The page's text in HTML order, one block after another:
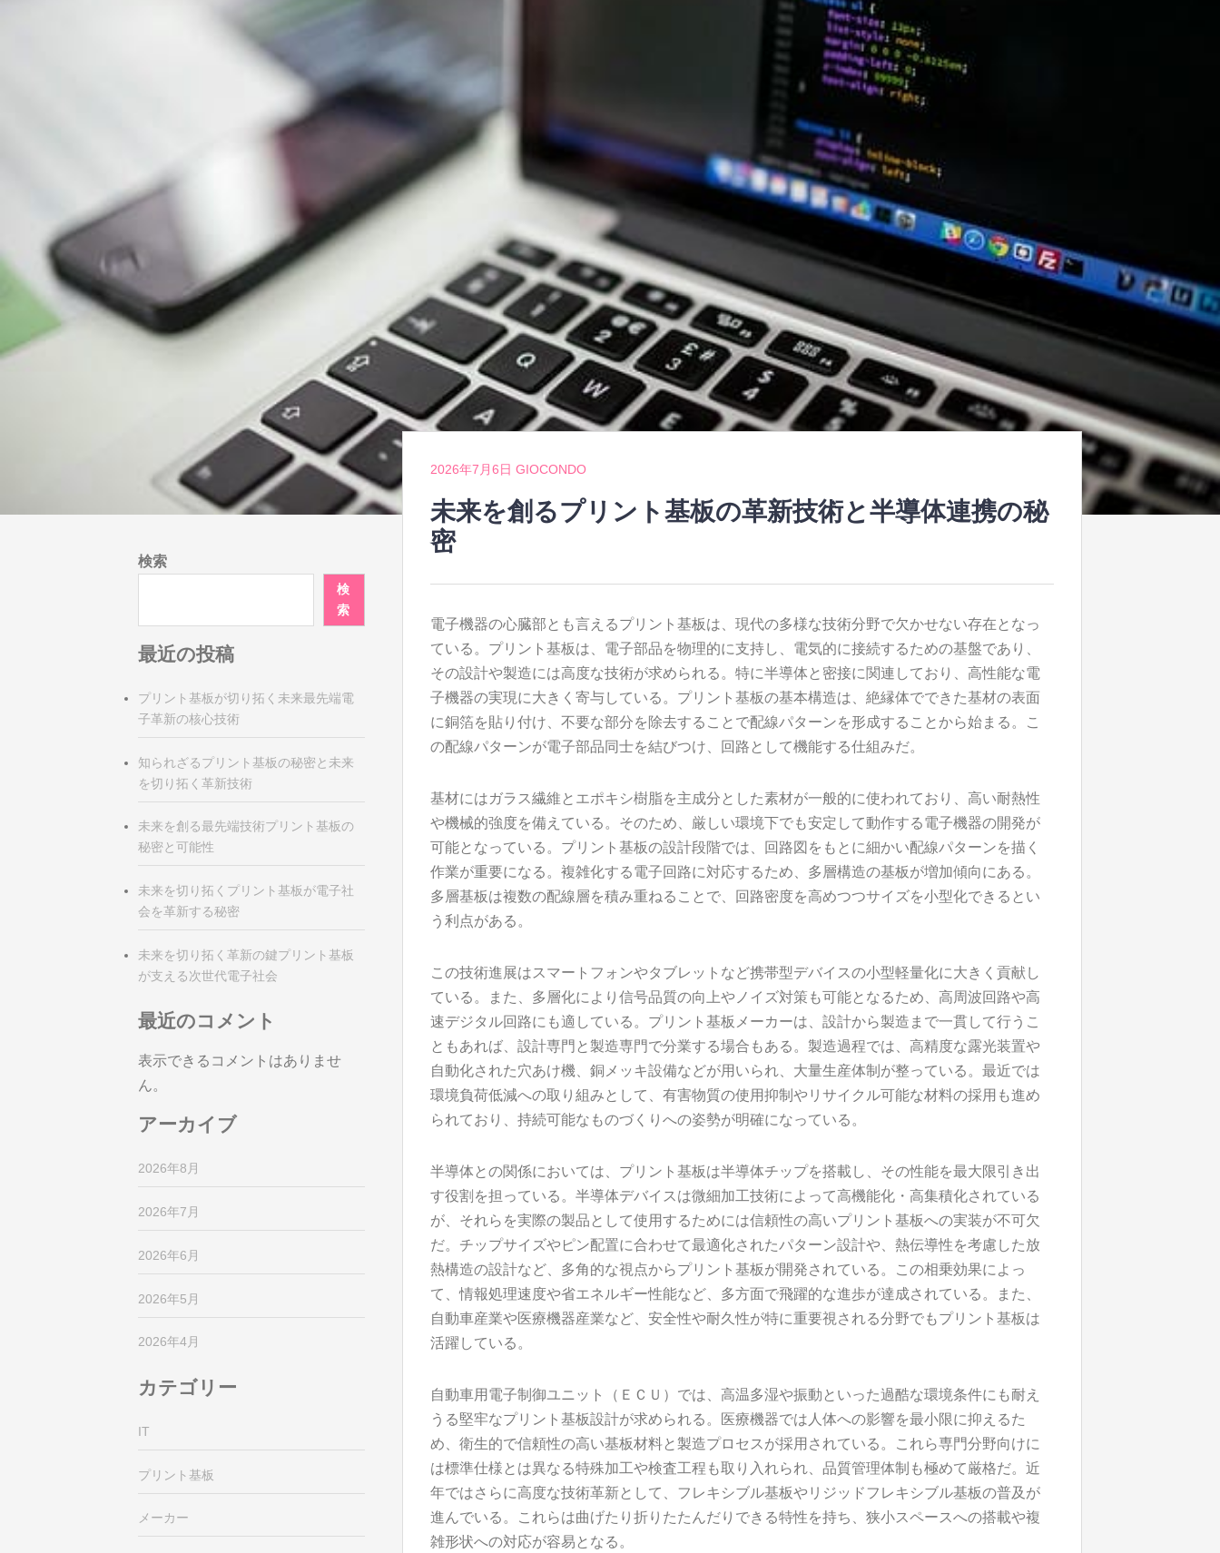
2026年7月6日 GIOCONDO
未来を創るプリント基板の革新技術と半導体連携の秘
密
電子機器の心臓部とも言えるプリント基板は、現代の多様な技術分野で欠かせない存在となっ
ている。 プリント基板は、電子部品を物理的に支持し、電気的に接続するための基盤であり、
その設計や製造には高度な技術が求められる。特に半導体と密接に関連しており、高性能な電
子機器の実現に大きく寄与している。プリント基板の基本構造は、絶縁体でできた基材の表面
に銅箔を貼り付け、不要な部分を除去することで配線パターンを形成することから始まる。こ
の配線パターンが電子部品同士を結びつけ、回路として機能する仕組みだ。
基材にはガラス繊維とエポキシ樹脂を主成分とした素材が一般的に使われており、高い耐熱性
や機械的強度を備えている。そのため、厳しい環境下でも安定して動作する電子機器の開発が
可能となっている。プリント基板の設計段階では、回路図をもとに細かい配線パターンを描く
作業が重要になる。複雑化する電子回路に対応するため、多層構造の基板が増加傾向にある。
多層基板は複数の配線層を積み重ねることで、回路密度を高めつつサイズを小型化できるとい
う利点がある。
この技術進展はスマートフォンやタブレットなど携帯型デバイスの小型軽量化に大きく貢献し
ている。また、多層化により信号品質の向上やノイズ対策も可能となるため、高周波回路や高
速デジタル回路にも適している。プリント基板メーカーは、設計から製造まで一貫して行うこ
ともあれば、設計専門と製造専門で分業する場合もある。製造過程では、高精度な露光装置や
自動化された穴あけ機、銅メッキ設備などが用いられ、大量生産体制が整っている。最近では
環境負荷低減への取り組みとして、有害物質の使用抑制やリサイクル可能な材料の採用も進め
られており、持続可能なものづくりへの姿勢が明確になっている。
半導体との関係においては、プリント基板は半導体チップを搭載し、その性能を最大限引き出
す役割を担っている。半導体デバイスは微細加工技術によって高機能化・高集積化されている
が、それらを実際の製品として使用するためには信頼性の高いプリント基板への実装が不可欠
だ。チップサイズやピン配置に合わせて最適化されたパターン設計や、熱伝導性を考慮した放
熱構造の設計など、多角的な視点からプリント基板が開発されている。この相乗効果によっ
て、情報処理速度や省エネルギー性能など、多方面で飛躍的な進歩が達成されている。また、
自動車産業や医療機器産業など、安全性や耐久性が特に重要視される分野でもプリント基板は
活躍している。
自動車用電子制御ユニット（ＥＣＵ）では、高温多湿や振動といった過酷な環境条件にも耐え
うる堅牢なプリント基板設計が求められる。医療機器では人体への影響を最小限に抑えるた
め、衛生的で信頼性の高い基板材料と製造プロセスが採用されている。これら専門分野向けに
は標準仕様とは異なる特殊加工や検査工程も取り入れられ、品質管理体制も極めて厳格だ。近
年ではさらに高度な技術革新として、フレキシブル基板やリジッドフレキシブル基板の普及が
進んでいる。これらは曲げたり折りたたんだりできる特性を持ち、狭小スペースへの搭載や複
雑形状への対応が容易となる。
検索
検
索
最近の投稿
プリント基板が切り拓く未来最先端電
子革新の核心技術
知られざるプリント基板の秘密と未来
を切り拓く革新技術
未来を創る最先端技術プリント基板の
秘密と可能性
未来を切り拓くプリント基板が電子社
会を革新する秘密
未来を切り拓く革新の鍵プリント基板
が支える次世代電子社会
最近のコメント
表示できるコメントはありませ
ん。
アーカイブ
2026年8月
2026年7月
2026年6月
2026年5月
2026年4月
カテゴリー
IT
プリント基板
メーカー